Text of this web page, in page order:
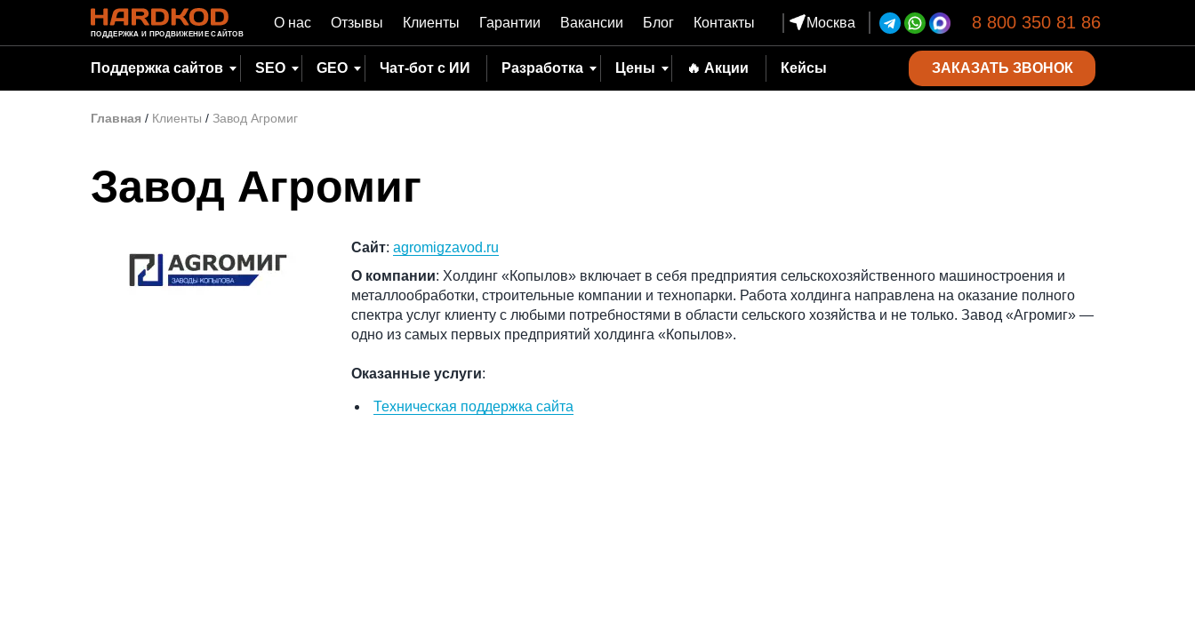
ПОДДЕРЖКА И ПРОДВИЖЕНИЕ САЙТОВ
О нас Отзывы Клиенты Гарантии Вакансии Блог Контакты Москва 8 800 350 81 86
Поддержка сайтов SEO GEO Чат-бот с ИИ Разработка Цены 🔥 Акции Кейсы ЗАКАЗАТЬ ЗВОНОК
Главная / Клиенты / Завод Агромиг
Завод Агромиг
Сайт: agromigzavod.ru
О компании: Холдинг «Копылов» включает в себя предприятия сельскохозяйственного машиностроения и
металлообработки, строительные компании и технопарки. Работа холдинга направлена на оказание полного
спектра услуг клиенту с любыми потребностями в области сельского хозяйства и не только. Завод «Агромиг» —
одно из самых первых предприятий холдинга «Копылов».
Оказанные услуги:
Техническая поддержка сайта